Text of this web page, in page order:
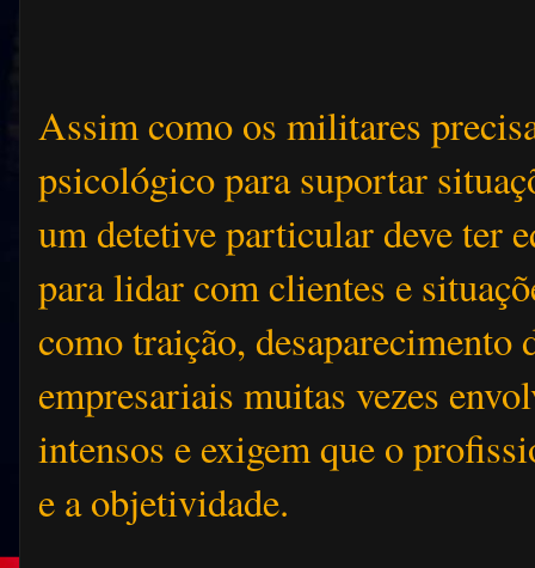
Assim como os militares
psicológico para suportar
um detetive particular deve ter
para lidar com clientes e
como traição, desaparecimento
empresariais muitas vezes
intensos e exigem que o
e a objetividade.